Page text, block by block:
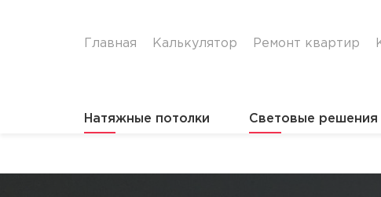
Главная Калькулятор Ремонт квартир
Натяжные потолки Световые решения